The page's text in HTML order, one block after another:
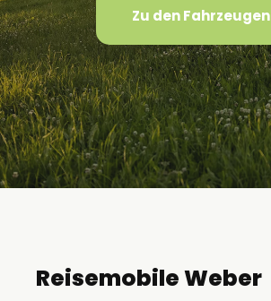
Zu den Fahrzeugen
Reisemobile Weber